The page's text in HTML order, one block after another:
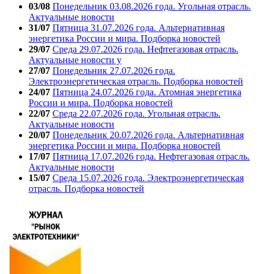
03/08 Понедельник 03.08.2026 года. Угольная отрасль.
Актуальные новости
31/07 Пятница 31.07.2026 года. Альтернативная
энергетика России и мира. Подборка новостей
29/07 Среда 29.07.2026 года. Нефтегазовая отрасль.
Актуальные новости у
27/07 Понедельник 27.07.2026 года.
Электроэнергетическая отрасль. Подборка новостей
24/07 Пятница 24.07.2026 года. Атомная энергетика
России и мира. Подборка новостей
22/07 Среда 22.07.2026 года. Угольная отрасль.
Актуальные новости
20/07 Понедельник 20.07.2026 года. Альтернативная
энергетика России и мира. Подборка новостей
17/07 Пятница 17.07.2026 года. Нефтегазовая отрасль.
Актуальные новости
15/07 Среда 15.07.2026 года. Электроэнергетическая
отрасль. Подборка новостей